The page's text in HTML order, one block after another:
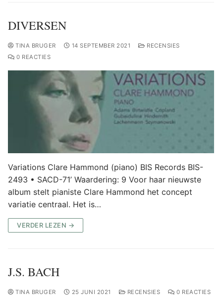
DIVERSEN
TINA BRUGER 14 SEPTEMBER 2021
RECENSIES
0 REACTIES
Variations Clare Hammond (piano) BIS Records BIS-
2493 • SACD-71’ Waardering: 9 Voor haar nieuwste
album stelt pianiste Clare Hammond het concept
variatie centraal. Het is…
VERDER LEZEN →
J.S. BACH
TINA BRUGER 25 JUNI 2021 RECENSIES 0 REACTIES